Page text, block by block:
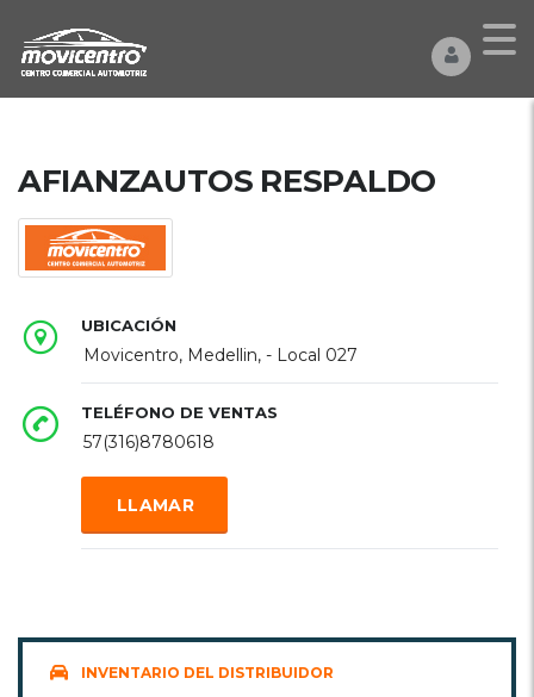
AFIANZAUTOS RESPALDO
UBICACIÓN
Movicentro, Medellin, - Local 027
TELÉFONO DE VENTAS
57(316)8780618
LLAMAR
INVENTARIO DEL DISTRIBUIDOR